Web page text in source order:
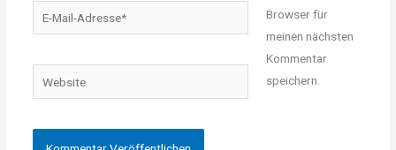
Mail-
Website
Browser für
meinen nächsten
Kommentar
speichern.